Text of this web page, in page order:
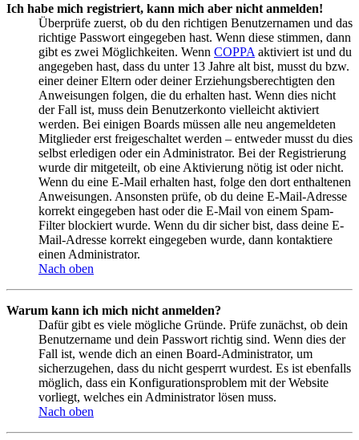
Ich habe mich registriert, kann mich aber nicht anmelden!
Überprüfe zuerst, ob du den richtigen Benutzernamen und das
richtige Passwort eingegeben hast. Wenn diese stimmen, dann
gibt es zwei Möglichkeiten. Wenn COPPA aktiviert ist und du
angegeben hast, dass du unter 13 Jahre alt bist, musst du bzw.
einer deiner Eltern oder deiner Erziehungsberechtigten den
Anweisungen folgen, die du erhalten hast. Wenn dies nicht
der Fall ist, muss dein Benutzerkonto vielleicht aktiviert
werden. Bei einigen Boards müssen alle neu angemeldeten
Mitglieder erst freigeschaltet werden – entweder musst du dies
selbst erledigen oder ein Administrator. Bei der Registrierung
wurde dir mitgeteilt, ob eine Aktivierung nötig ist oder nicht.
Wenn du eine E-Mail erhalten hast, folge den dort enthaltenen
Anweisungen. Ansonsten prüfe, ob du deine E-Mail-Adresse
korrekt eingegeben hast oder die E-Mail von einem Spam-
Filter blockiert wurde. Wenn du dir sicher bist, dass deine E-
Mail-Adresse korrekt eingegeben wurde, dann kontaktiere
einen Administrator.
Nach oben
Warum kann ich mich nicht anmelden?
Dafür gibt es viele mögliche Gründe. Prüfe zunächst, ob dein
Benutzername und dein Passwort richtig sind. Wenn dies der
Fall ist, wende dich an einen Board-Administrator, um
sicherzugehen, dass du nicht gesperrt wurdest. Es ist ebenfalls
möglich, dass ein Konfigurationsproblem mit der Website
vorliegt, welches ein Administrator lösen muss.
Nach oben